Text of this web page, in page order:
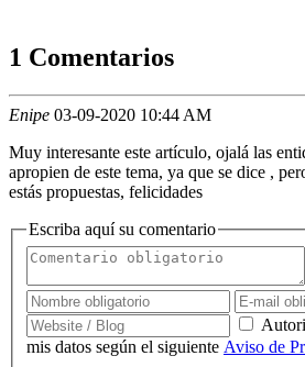
1 Comentarios
Enipe 03-09-2020 10:44 AM
Muy interesante este artículo, ojalá las
apropien de este tema, ya que se dice ,
estás propuestas, felicidades
Escriba aquí su comentario
mis datos según el siguiente Aviso de